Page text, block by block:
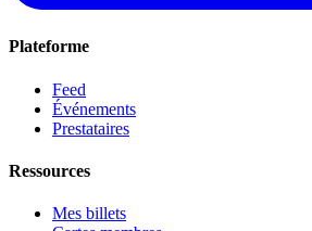
Plateforme
Feed
Événements
Prestataires
Ressources
Mes billets